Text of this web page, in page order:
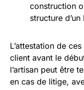
construction
structure
L’attestation de
client avant le
l’artisan peut être
en cas de litige,